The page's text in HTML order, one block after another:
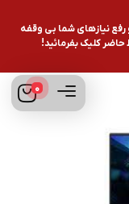
رفع نیازهای شما بی وقفه
حاضر کلیک بفرمائید!
0